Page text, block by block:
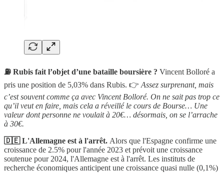
⛽️ Rubis fait l’objet d’une bataille boursière ? Vincent Bolloré a
pris une position de 5,03% dans Rubis. 👉 Assez surprenant, mais
c’est souvent comme ça avec Vincent Bolloré. On ne sait pas trop ce
qu’il veut en faire, mais cela a réveillé le cours de Bourse… Une
valeur dont personne ne voulait à 20€… désormais, on se l’arrache
à 30€.
🇩🇪 L'Allemagne est à l'arrêt. Alors que l'Espagne confirme une
croissance de 2.5% pour l'année 2023 et prévoit une croissance
soutenue pour 2024, l'Allemagne est à l'arrêt. Les instituts de
recherche économiques anticipent une croissance quasi nulle (0,1%)